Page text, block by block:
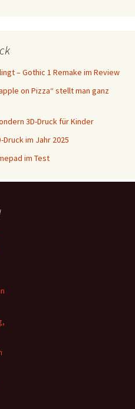
– Gothic 1 Remake im Review
on Pizza“ stellt man ganz
3D-Druck für Kinder
im Jahr 2025
im Test